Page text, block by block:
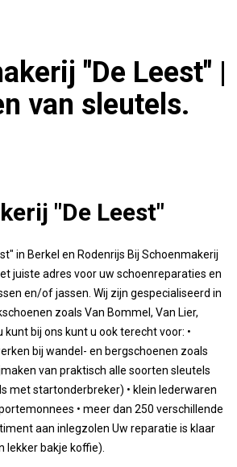
"De Leest" |
van sleutels.
"De Leest"
in Berkel en Rodenrijs Bij Schoenmakerij
juiste adres voor uw schoenreparaties en
en/of jassen. Wij zijn gespecialiseerd in
zoals Van Bommel, Van Lier,
kunt bij ons kunt u ook terecht voor: •
bij wandel- en bergschoenen zoals
van praktisch alle soorten sleutels
met startonderbreker) • klein lederwaren
• meer dan 250 verschillende
aan inlegzolen Uw reparatie is klaar
lekker bakje koffie).